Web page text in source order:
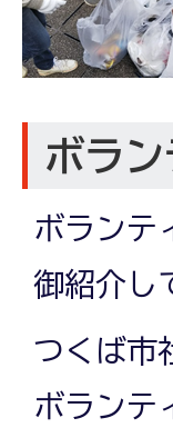
ボラ
ボランテ
御紹介し
つくば市
ボランテ